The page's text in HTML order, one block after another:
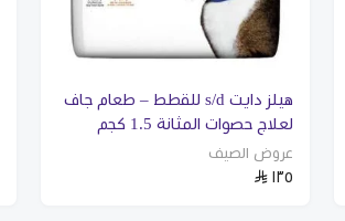
هيلز دايت s/d للقطط – طعام جاف
لعلاج حصوات المثانة 1.5 كجم
عروض الصيف
١٣٥